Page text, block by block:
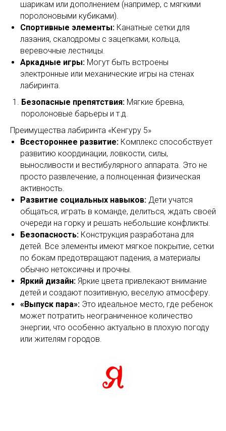
шарикам или дополнением (например, с мягкими
поролоновыми кубиками).
Спортивные элементы: Канатные сетки для
лазания, скалодромы с зацепками, кольца,
веревочные лестницы.
Аркадные игры: Могут быть встроены
электронные или механические игры на стенах
лабиринта.
Безопасные препятствия: Мягкие бревна,
поролоновые барьеры и т.д.
Преимущества лабиринта «Кенгуру 5»
Всестороннее развитие: Комплекс способствует
развитию координации, ловкости, силы,
выносливости и вестибулярного аппарата. Это не
просто развлечение, а полноценная физическая
активность.
Развитие социальных навыков: Дети учатся
общаться, играть в команде, делиться, ждать своей
очереди на горку и решать небольшие конфликты.
Безопасность: Конструкция разработана для
детей. Все элементы имеют мягкое покрытие, сетки
по бокам предотвращают падения, а материалы
обычно нетоксичны и прочны.
Яркий дизайн: Яркие цвета привлекают внимание
детей и создают позитивную, веселую атмосферу.
«Выпуск пара»: Это идеальное место, где ребенок
может потратить неограниченное количество
энергии, что особенно актуально в плохую погоду
или жителям городов.